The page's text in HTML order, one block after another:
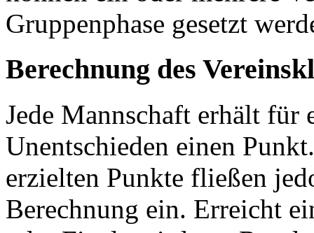
Gruppenphase gesetzt
Berechnung des
Jede Mannschaft erhält für
Unentschieden einen
erzielten Punkte fließen
Berechnung ein. Erreicht